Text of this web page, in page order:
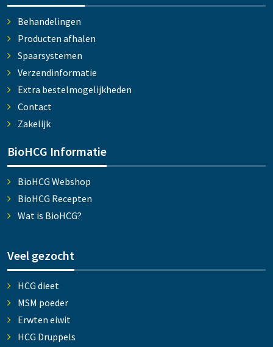
Behandelingen
Producten afhalen
Spaarsystemen
Verzendinformatie
Extra bestelmogelijkheden
Contact
Zakelijk
BioHCG Informatie
BioHCG Webshop
BioHCG Recepten
Wat is BioHCG?
Veel gezocht
HCG dieet
MSM poeder
Erwten eiwit
HCG Druppels